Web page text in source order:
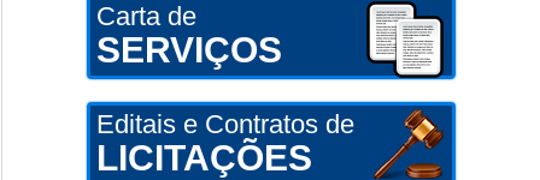
Carta de
SERVIÇOS
Editais e Contratos de
LICITAÇÕES